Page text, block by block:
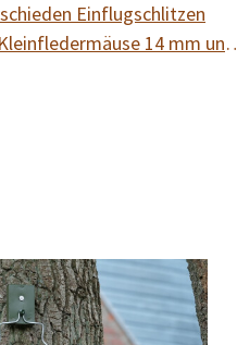
Einflugschlitzen
14 mm und